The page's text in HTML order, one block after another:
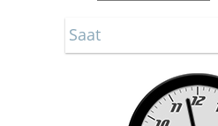
Saat